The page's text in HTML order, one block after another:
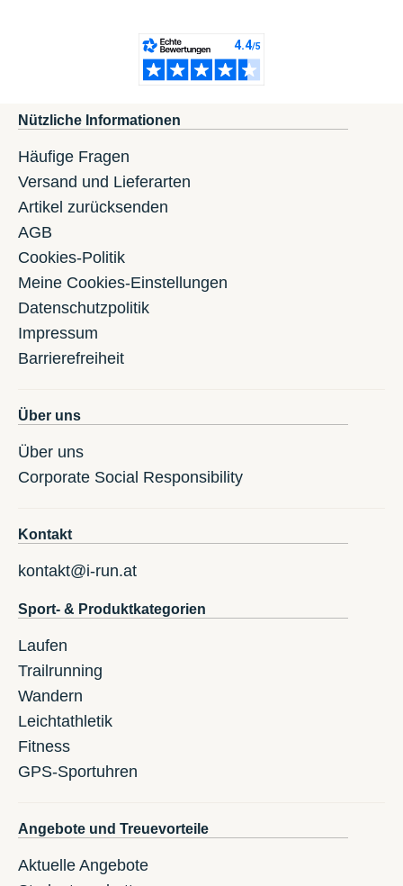
Nützliche Informationen
Häufige Fragen
Versand und Lieferarten
Artikel zurücksenden
AGB
Cookies-Politik
Meine Cookies-Einstellungen
Datenschutzpolitik
Impressum
Barrierefreiheit
Über uns
Über uns
Corporate Social Responsibility
Kontakt
kontakt@i-run.at
Sport- & Produktkategorien
Laufen
Trailrunning
Wandern
Leichtathletik
Fitness
GPS-Sportuhren
Angebote und Treuevorteile
Aktuelle Angebote